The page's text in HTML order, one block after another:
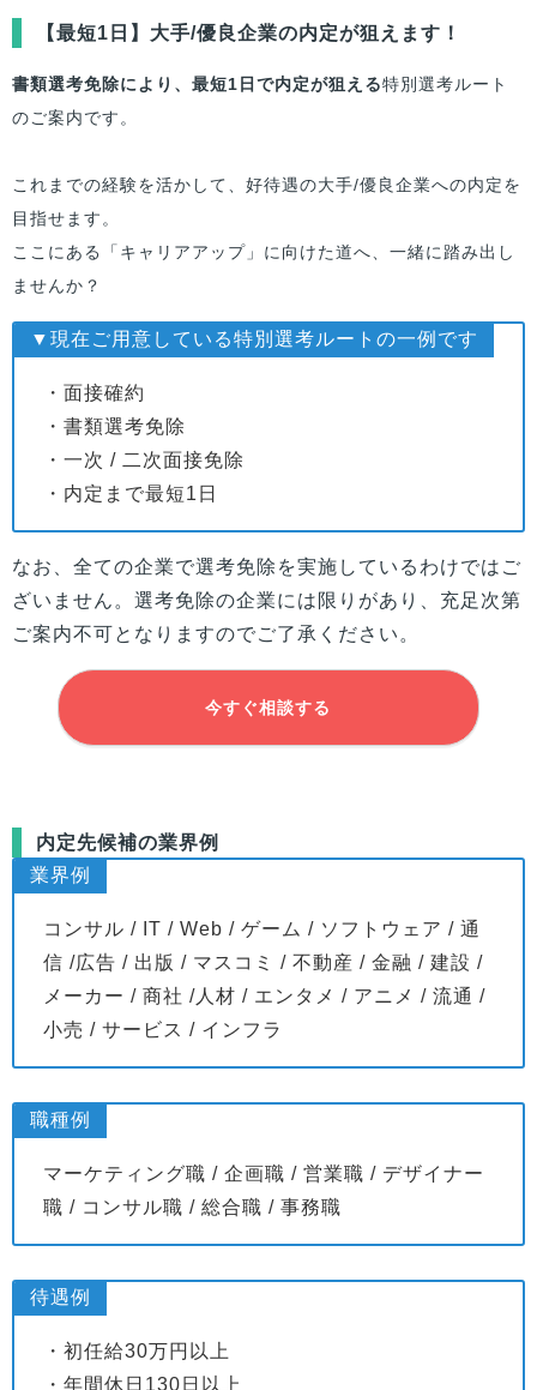
【最短1日】大手/優良企業の内定が狙えます！
書類選考免除により、最短1日で内定が狙える特別選考ルート
のご案内です。
これまでの経験を活かして、好待遇の大手/優良企業への内定を
目指せます。
ここにある「キャリアアップ」に向けた道へ、一緒に踏み出し
ませんか？
▼現在ご用意している特別選考ルートの一例です
・面接確約
・書類選考免除
・一次 / 二次面接免除
・内定まで最短1日
なお、全ての企業で選考免除を実施しているわけではご
ざいません。選考免除の企業には限りがあり、充足次第
ご案内不可となりますのでご了承ください。
今すぐ相談する
内定先候補の業界例
業界例
コンサル / IT / Web / ゲーム / ソフトウェア / 通
信 /広告 / 出版 / マスコミ / 不動産 / 金融 / 建設 /
メーカー / 商社 /人材 / エンタメ / アニメ / 流通 /
小売 / サービス / インフラ
職種例
マーケティング職 / 企画職 / 営業職 / デザイナー
職 / コンサル職 / 総合職 / 事務職
待遇例
・初任給30万円以上
・年間休日130日以上